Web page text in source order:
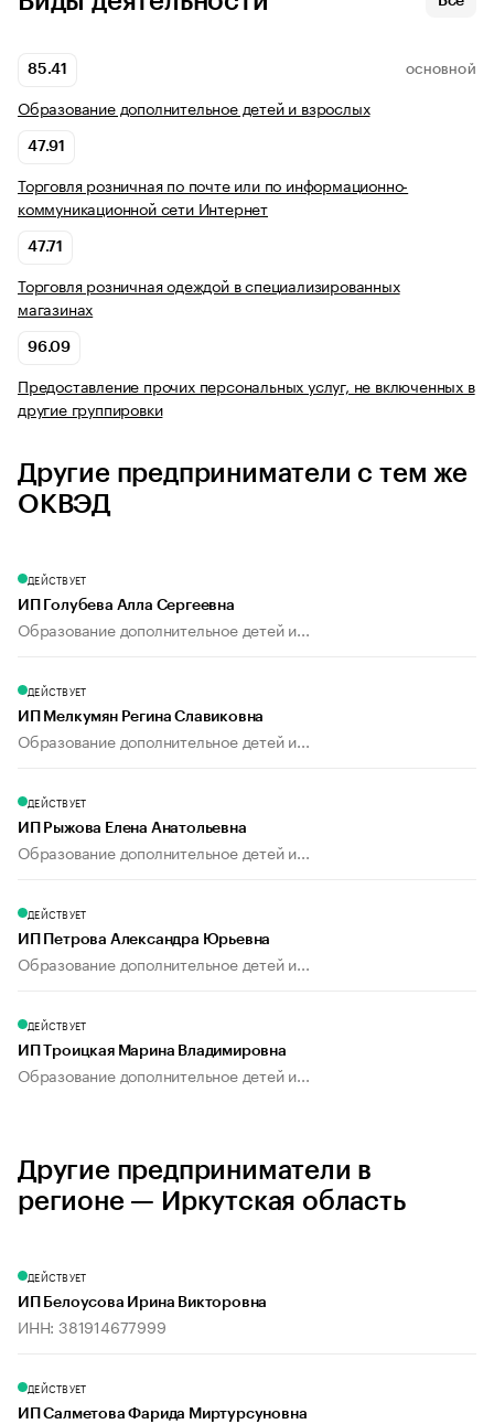
85.41 ОСНОВНОЙ
Образование дополнительное детей и взрослых
47.91
Торговля розничная по почте или по информационно-
коммуникационной сети Интернет
47.71
Торговля розничная одеждой в специализированных
магазинах
96.09
Предоставление прочих персональных услуг, не включенных в
другие группировки
Другие предприниматели с тем же
ОКВЭД
ДЕЙСТВУЕТ
ИП Голубева Алла Сергеевна
Образование дополнительное детей и...
ДЕЙСТВУЕТ
ИП Мелкумян Регина Славиковна
Образование дополнительное детей и...
ДЕЙСТВУЕТ
ИП Рыжова Елена Анатольевна
Образование дополнительное детей и...
ДЕЙСТВУЕТ
ИП Петрова Александра Юрьевна
Образование дополнительное детей и...
ДЕЙСТВУЕТ
ИП Троицкая Марина Владимировна
Образование дополнительное детей и...
Другие предприниматели в
регионе — Иркутская область
ДЕЙСТВУЕТ
ИП Белоусова Ирина Викторовна
ИНН: 381914677999
ДЕЙСТВУЕТ
ИП Салметова Фарида Миртурсуновна